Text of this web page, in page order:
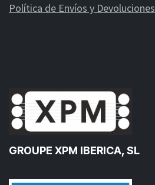
Política de Envíos y Devoluciones
GROUPE XPM IBERICA, SL